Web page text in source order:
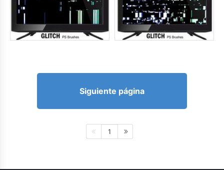
Siguiente página
1